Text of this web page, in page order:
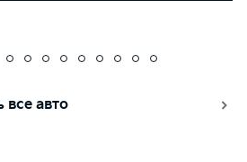
все авто